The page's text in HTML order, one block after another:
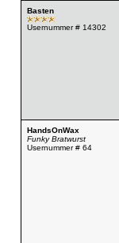
Basten
Usernummer # 14302
HandsOnWax
Funky Bratwurst
Usernummer # 64